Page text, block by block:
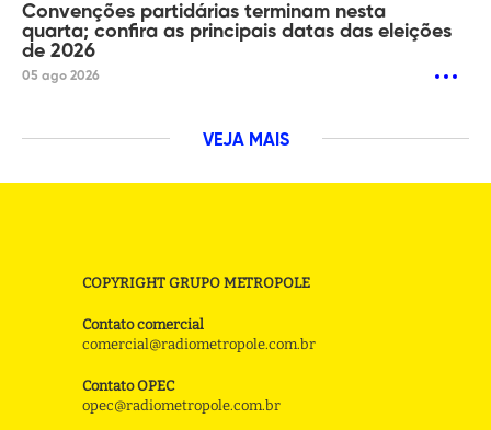
Convenções partidárias terminam nesta
quarta; confira as principais datas das eleições
de 2026
05 ago 2026
VEJA MAIS
COPYRIGHT GRUPO METROPOLE
Contato comercial
comercial@radiometropole.com.br
Contato OPEC
opec@radiometropole.com.br